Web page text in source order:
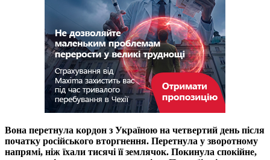
Вона перетнула кордон з Україною на четвертий день після
початку російського вторгнення. Перетнула у зворотному
напрямі, ніж їхали тисячі її землячок. Покинула спокійне,